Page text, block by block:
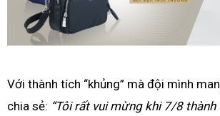
Với thành tích “khủng” mà đội mình
chia sẻ: “Tôi rất vui mừng khi 7/8 thành